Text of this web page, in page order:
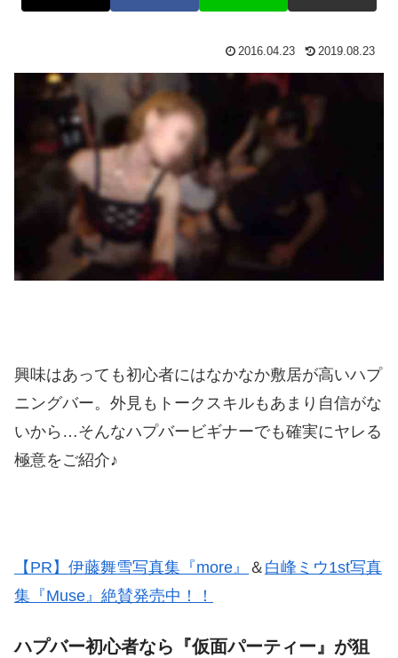
2016.04.23 2019.08.23
興味はあっても初心者にはなかなか敷居が高いハプ
ニングバー。外見もトークスキルもあまり自信がな
いから…そんなハプバービギナーでも確実にヤレる
極意をご紹介♪
【PR】伊藤舞雪写真集『more』 ＆ 白峰ミウ1st写真
集『Muse』絶賛発売中！！
ハプバー初心者なら『仮面パーティー』が狙